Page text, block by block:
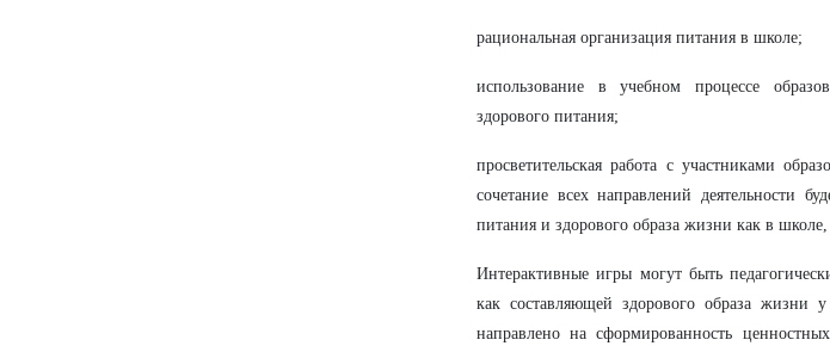
рациональная организация питания в школе;
использование в учебном процессе
здорового питания;
просветительская работа с участниками
сочетание всех направлений деятельности
питания и здорового образа жизни как в
Интерактивные игры могут быть
как составляющей здорового образа жизни
направлено на сформированность